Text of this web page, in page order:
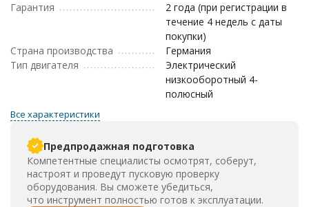
Гарантия
2 года (при регистрации в
течение 4 недель с даты
покупки)
Страна производства
Германия
Тип двигателя
Электрический
низкооборотный 4-
полюсный
Все характеристики
Предпродажная подготовка
Компетентные специалисты осмотрят, соберут,
настроят и проведут пусковую проверку
оборудования. Вы сможете убедиться,
что инструмент полностью готов к эксплуатации.